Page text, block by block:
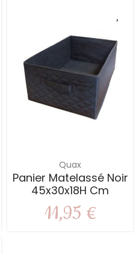
Quax
Panier Matelassé Noir
45x30x18H Cm
11,95 €